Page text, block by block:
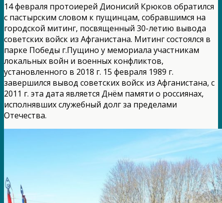
14 февраля протоиерей Дионисий Крюков обратился
с пастырским словом к пущинцам, собравшимся на
городской митинг, посвященный 30-летию вывода
советских войск из Афганистана. Митинг состоялся в
парке Победы г.Пущино у мемориала участникам
локальных войн и военных конфликтов,
установленного в 2018 г. 15 февраля 1989 г.
завершился вывод советских войск из Афганистана, с
2011 г. эта дата является Днём памяти о россиянах,
исполнявших служебный долг за пределами
Отечества.